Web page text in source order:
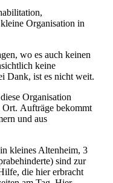
Organisation in
wo es auch keinen
keine
Dank, ist es nicht weit.
Organisation
Ort. Aufträge bekommt
und aus
kleines Altenheim, 3
sind zur
die hier erbracht